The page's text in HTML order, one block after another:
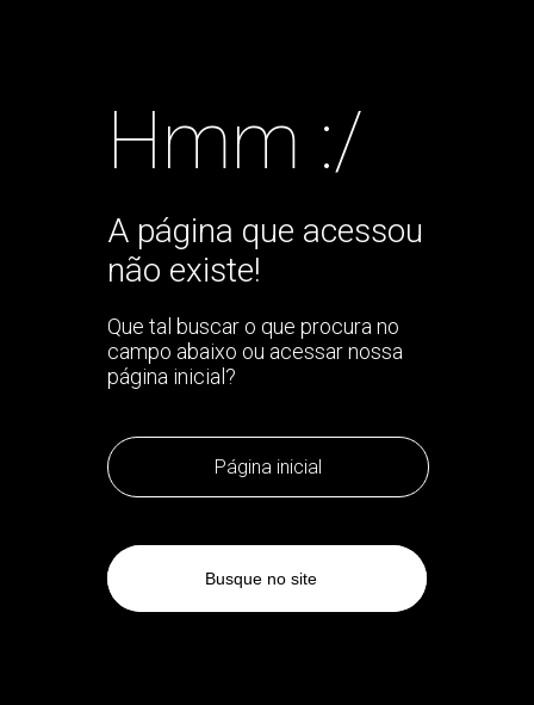
Hmm :/
A página que acessou
não existe!
Que tal buscar o que procura no
campo abaixo ou acessar nossa
página inicial?
Página inicial